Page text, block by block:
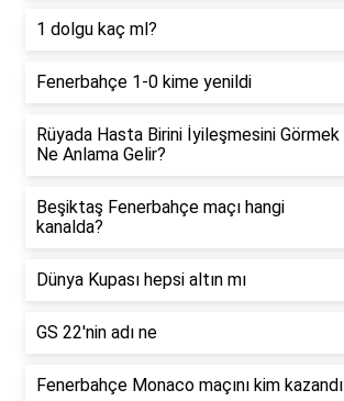
1 dolgu kaç ml?
Fenerbahçe 1-0 kime yenildi
Rüyada Hasta Birini İyileşmesini Görmek
Ne Anlama Gelir?
Beşiktaş Fenerbahçe maçı hangi
kanalda?
Dünya Kupası hepsi altın mı
GS 22'nin adı ne
Fenerbahçe Monaco maçını kim kazandı